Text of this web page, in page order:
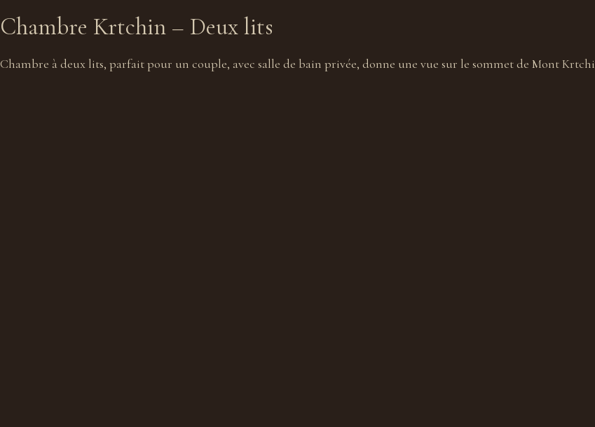
Chambre Krtchin – Deux lits
Chambre à deux lits, parfait pour un couple, avec salle de bain privée, donne une vue sur le sommet de Mont